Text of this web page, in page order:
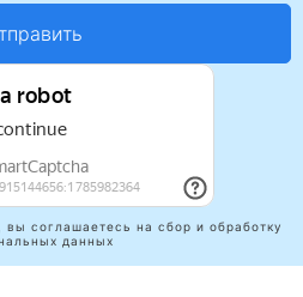
соглашаетесь на сбор и обработку
данных